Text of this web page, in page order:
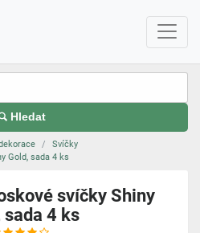
Hledat
Svíčky
Gold, sada 4 ks
svíčky Shiny
sada 4 ks